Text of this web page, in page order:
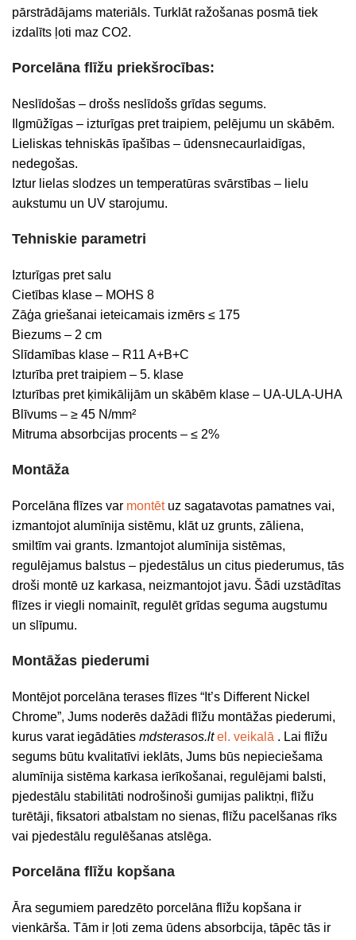
pārstrādājams materiāls. Turklāt ražošanas posmā tiek
izdalīts ļoti maz CO2.
Porcelāna flīžu priekšrocības:
Neslīdošas – drošs neslīdošs grīdas segums.
Ilgmūžīgas – izturīgas pret traipiem, pelējumu un skābēm.
Lieliskas tehniskās īpašības – ūdensnecaurlaidīgas,
nedegošas.
Iztur lielas slodzes un temperatūras svārstības – lielu
aukstumu un UV starojumu.
Tehniskie parametri
Izturīgas pret salu
Cietības klase – MOHS 8
Zāģa griešanai ieteicamais izmērs ≤ 175
Biezums – 2 cm
Slīdamības klase – R11 A+B+C
Izturība pret traipiem – 5. klase
Izturības pret ķimikālijām un skābēm klase – UA-ULA-UHA
Blīvums – ≥ 45 N/mm²
Mitruma absorbcijas procents – ≤ 2%
Montāža
Porcelāna flīzes var montētuz sagatavotas pamatnes vai,
izmantojot alumīnija sistēmu, klāt uz grunts, zāliena,
smiltīm vai grants. Izmantojot alumīnija sistēmas,
regulējamus balstus – pjedestālus un citus piederumus, tās
droši montē uz karkasa, neizmantojot javu. Šādi uzstādītas
flīzes ir viegli nomainīt, regulēt grīdas seguma augstumu
un slīpumu.
Montāžas piederumi
Montējot porcelāna terases flīzes “It’s Different Nickel
Chrome”, Jums noderēs dažādi flīžu montāžas piederumi,
kurus varat iegādāties mdsterasos.lt el. veikalā . Lai flīžu
segums būtu kvalitatīvi ieklāts, Jums būs nepieciešama
alumīnija sistēma karkasa ierīkošanai, regulējami balsti,
pjedestālu stabilitāti nodrošinoši gumijas paliktņi, flīžu
turētāji, fiksatori atbalstam no sienas, flīžu pacelšanas rīks
vai pjedestālu regulēšanas atslēga.
Porcelāna flīžu kopšana
Āra segumiem paredzēto porcelāna flīžu kopšana ir
vienkārša. Tām ir ļoti zema ūdens absorbcija, tāpēc tās ir